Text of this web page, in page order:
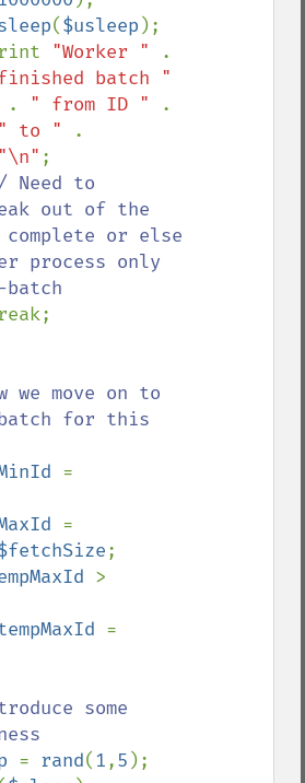
($usleep );
print
"Worker "
. " from ID "
" to "
"\n" ;
Need to
out of the
or else
process only
we move on to
for this
;
some
= rand(1,5 );